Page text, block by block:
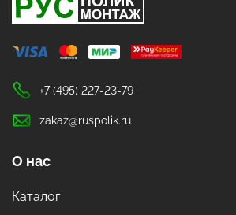
+7 (495) 227-23-79
zakaz@ruspolik.ru
О нас
Каталог